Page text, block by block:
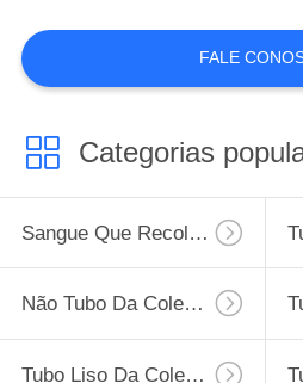
Tubo da
do lítio
FALE
Categorias
Sangue Que Recolhe O Tubo
Não Tubo Da Coleção Do Sangue Do Vácuo
Tubo Liso Da Coleção Do Sangue